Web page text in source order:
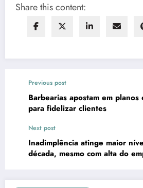
Share this content:
Previous post
Barbearias apostam em planos
para fidelizar clientes
Next post
Inadimplência atinge maior
década, mesmo com alta do